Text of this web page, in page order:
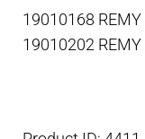
19010168 REMY
19010202 REMY